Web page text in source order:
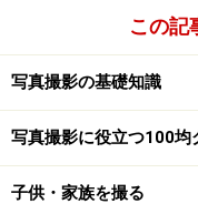
フラッシュを使って
います
フラッシュなしでの
この記
写真撮影の基礎知識
写真撮影に役立つ100均
子供・家族を撮る